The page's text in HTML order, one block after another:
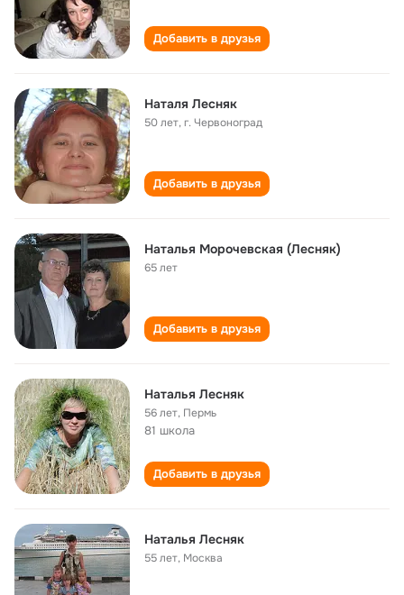
Добавить в друзья
Наталя Лесняк
50 лет,г. Червоноград
Добавить в друзья
Наталья Морочевская (Лесняк)
65 лет
Добавить в друзья
Наталья Лесняк
56 лет, Пермь
81 школа
Добавить в друзья
Наталья Лесняк
55 лет, Москва